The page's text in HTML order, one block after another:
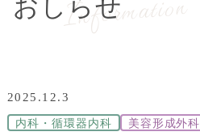
おしらせ
2025.12.3
内科・循環器内科 美容形成外科